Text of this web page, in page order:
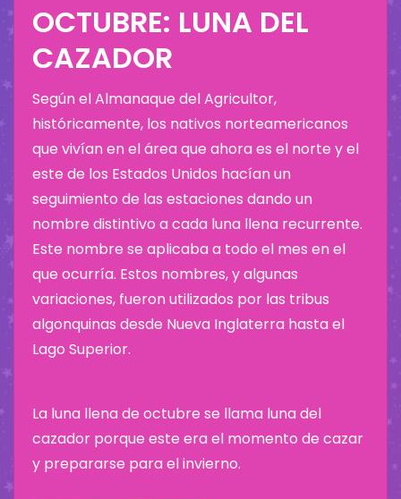
OCTUBRE: LUNA DEL
CAZADOR
Según el Almanaque del Agricultor,
históricamente, los nativos norteamericanos
que vivían en el área que ahora es el norte y el
este de los Estados Unidos hacían un
seguimiento de las estaciones dando un
nombre distintivo a cada luna llena recurrente.
Este nombre se aplicaba a todo el mes en el
que ocurría. Estos nombres, y algunas
variaciones, fueron utilizados por las tribus
algonquinas desde Nueva Inglaterra hasta el
Lago Superior.
La luna llena de octubre se llama luna del
cazador porque este era el momento de cazar
y prepararse para el invierno.